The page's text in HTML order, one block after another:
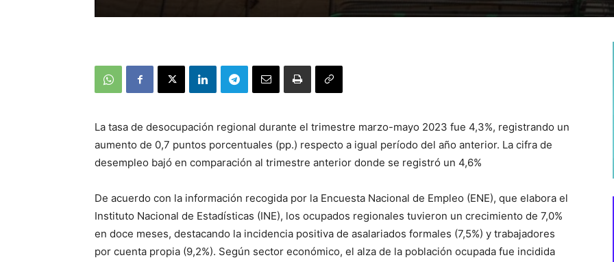
La tasa de desocupación regional durante el trimestre marzo-mayo 2023 fue 4,3%, registrando un
aumento de 0,7 puntos porcentuales (pp.) respecto a igual período del año anterior. La cifra de
desempleo bajó en comparación al trimestre anterior donde se registró un 4,6%
De acuerdo con la información recogida por la Encuesta Nacional de Empleo (ENE), que elabora el
Instituto Nacional de Estadísticas (INE), los ocupados regionales tuvieron un crecimiento de 7,0%
en doce meses, destacando la incidencia positiva de asalariados formales (7,5%) y trabajadores
por cuenta propia (9,2%). Según sector económico, el alza de la población ocupada fue incidida